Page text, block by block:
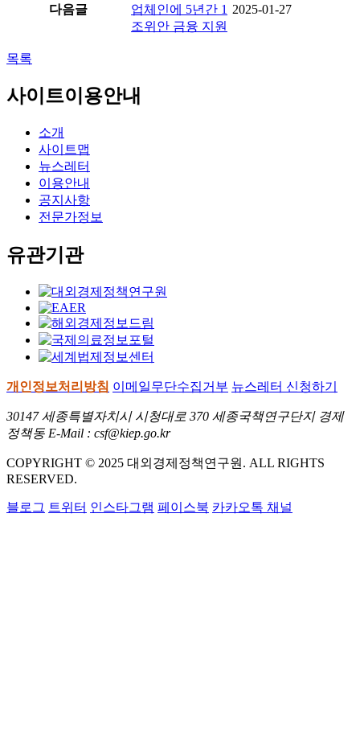
다음글
업체인에 5년간 1
조위안 금융 지원
2025-01-27
목록
사이트이용안내
소개
사이트맵
뉴스레터
이용안내
공지사항
전문가정보
유관기관
개인정보처리방침 이메일무단수집거부 뉴스레터 신청하기
30147 세종특별자치시 시청대로 370 세종국책연구단지 경제
정책동 E-Mail : csf@kiep.go.kr
COPYRIGHT © 2025 대외경제정책연구원. ALL RIGHTS
RESERVED.
블로그 트위터 인스타그램 페이스북 카카오톡 채널